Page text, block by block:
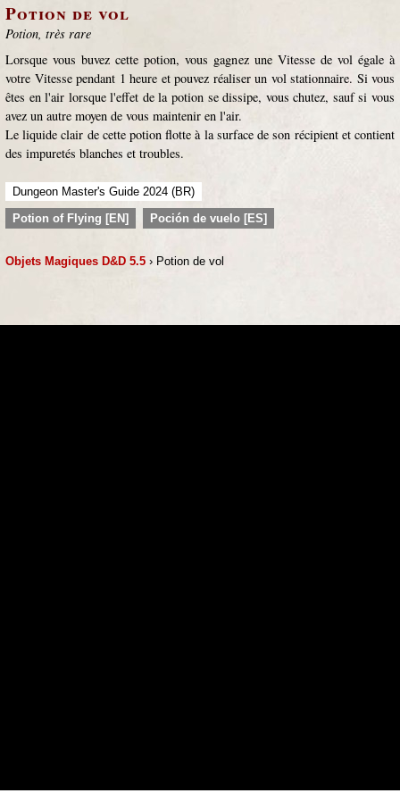
Potion de vol
Potion, très rare
Lorsque vous buvez cette potion, vous gagnez une Vitesse de vol égale à
votre Vitesse pendant 1 heure et pouvez réaliser un vol stationnaire. Si vous
êtes en l'air lorsque l'effet de la potion se dissipe, vous chutez, sauf si vous
avez un autre moyen de vous maintenir en l'air.
Le liquide clair de cette potion flotte à la surface de son récipient et contient
des impuretés blanches et troubles.
Dungeon Master's Guide 2024 (BR)
Potion of Flying [EN]
Poción de vuelo [ES]
Objets Magiques D&D 5.5 › Potion de vol